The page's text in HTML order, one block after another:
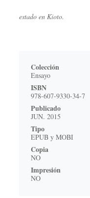
estado en Kioto.
Colección
Ensayo
ISBN
978-607-9330-34-7
Publicado
JUN. 2015
Tipo
EPUB y MOBI
Copia
NO
Impresión
NO